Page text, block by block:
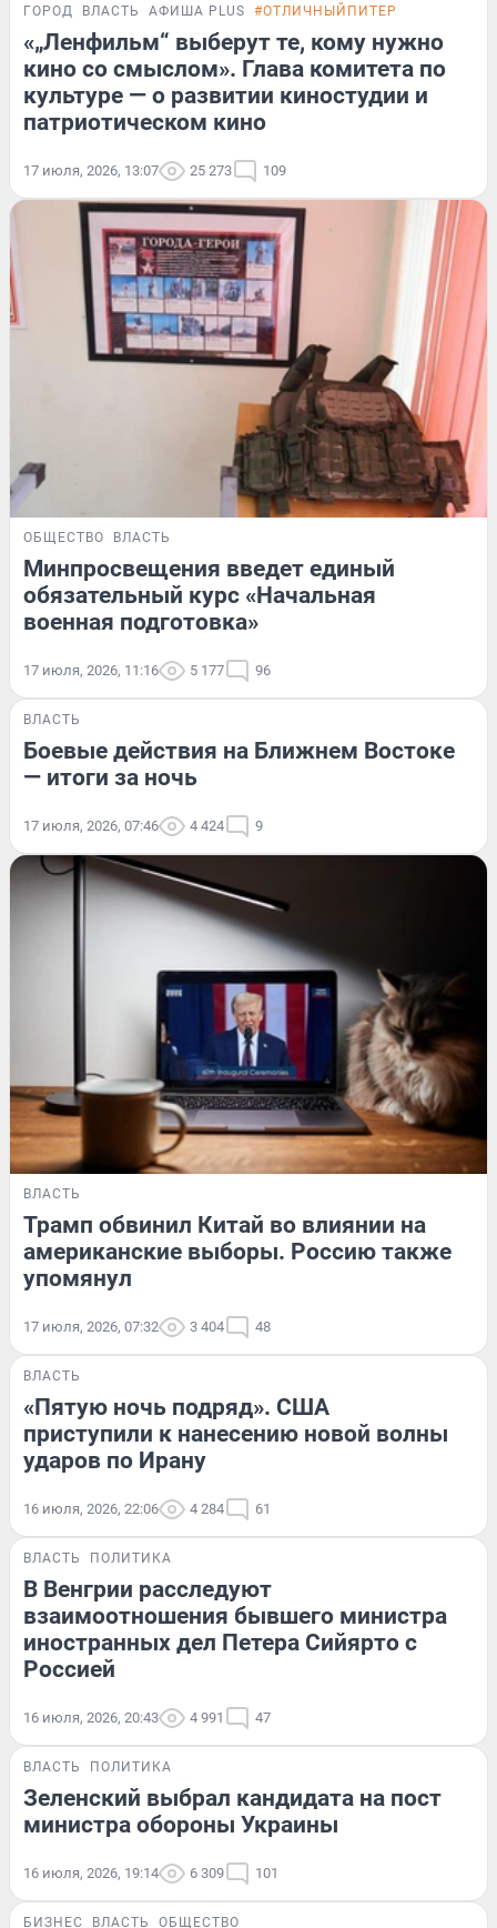
ГОРОД ВЛАСТЬ АФИША PLUS #ОТЛИЧНЫЙПИТЕР
«„Ленфильм“ выберут те, кому нужно
кино со смыслом». Глава комитета по
культуре — о развитии киностудии и
патриотическом кино
17 июля, 2026, 13:07 25 273 109
ОБЩЕСТВО ВЛАСТЬ
Минпросвещения введет единый
обязательный курс «Начальная
военная подготовка»
17 июля, 2026, 11:16 5 177 96
ВЛАСТЬ
Боевые действия на Ближнем Востоке
— итоги за ночь
17 июля, 2026, 07:46 4 424 9
ВЛАСТЬ
Трамп обвинил Китай во влиянии на
американские выборы. Россию также
упомянул
17 июля, 2026, 07:32 3 404 48
ВЛАСТЬ
«Пятую ночь подряд». США
приступили к нанесению новой волны
ударов по Ирану
16 июля, 2026, 22:06 4 284 61
ВЛАСТЬ ПОЛИТИКА
В Венгрии расследуют
взаимоотношения бывшего министра
иностранных дел Петера Сийярто с
Россией
16 июля, 2026, 20:43 4 991 47
ВЛАСТЬ ПОЛИТИКА
Зеленский выбрал кандидата на пост
министра обороны Украины
16 июля, 2026, 19:14 6 309 101
БИЗНЕС ВЛАСТЬ ОБЩЕСТВО